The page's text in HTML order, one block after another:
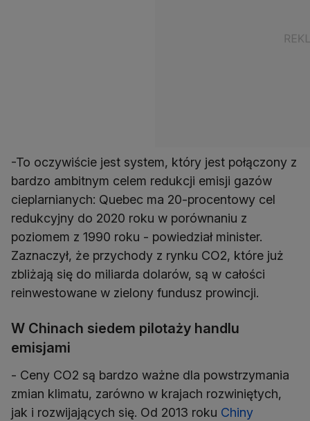
-To oczywiście jest system, który jest połączony z
bardzo ambitnym celem redukcji emisji gazów
cieplarnianych: Quebec ma 20-procentowy cel
redukcyjny do 2020 roku w porównaniu z
poziomem z 1990 roku - powiedział minister.
Zaznaczył, że przychody z rynku CO2, które już
zbliżają się do miliarda dolarów, są w całości
reinwestowane w zielony fundusz prowincji.
W Chinach siedem pilotaży handlu
emisjami
- Ceny CO2 są bardzo ważne dla powstrzymania
zmian klimatu, zarówno w krajach rozwiniętych,
jak i rozwijających się. Od 2013 roku Chiny